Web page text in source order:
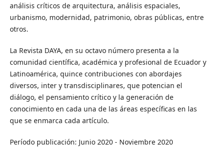
análisis críticos de arquitectura, análisis espaciales,
urbanismo, modernidad, patrimonio, obras públicas, entre
otros.
La Revista DAYA, en su octavo número presenta a la
comunidad científica, académica y profesional de Ecuador y
Latinoamérica, quince contribuciones con abordajes
diversos, inter y transdisciplinares, que potencian el
diálogo, el pensamiento crítico y la generación de
conocimiento en cada una de las áreas específicas en las
que se enmarca cada artículo.
Período publicación: Junio 2020 - Noviembre 2020